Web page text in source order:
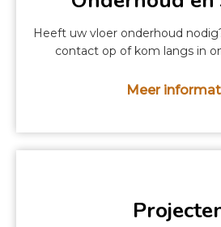
Heeft uw vloer onderhoud
contact op of kom langs in
Meer